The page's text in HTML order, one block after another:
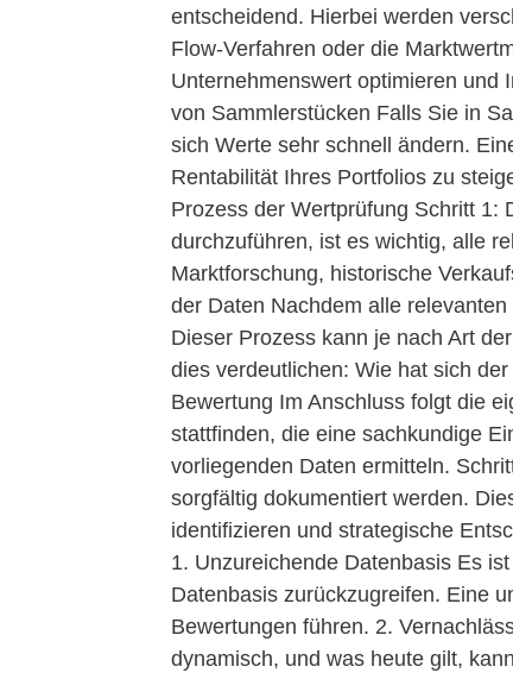
entscheidend. Hierbei werden
Flow-Verfahren oder die
Unternehmenswert optimieren und
von Sammlerstücken Falls Sie in
sich Werte sehr schnell ändern.
Rentabilität Ihres Portfolios zu
Prozess der Wertprüfung Schritt 1:
durchzuführen, ist es wichtig, alle
Marktforschung, historische
der Daten Nachdem alle
Dieser Prozess kann je nach Art
dies verdeutlichen: Wie hat sich
Bewertung Im Anschluss folgt die
stattfinden, die eine sachkundige
vorliegenden Daten ermitteln.
sorgfältig dokumentiert werden.
identifizieren und strategische
1. Unzureichende Datenbasis Es
Datenbasis zurückzugreifen. Eine
Bewertungen führen. 2.
dynamisch, und was heute gilt,